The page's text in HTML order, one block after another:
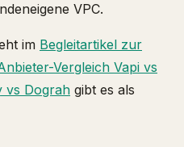
VPC.
im Begleitartikel zur
Vergleich Vapi vs
vs Dograh gibt es als